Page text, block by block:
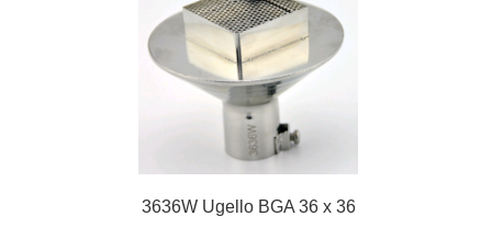
3636W Ugello BGA 36 x 36